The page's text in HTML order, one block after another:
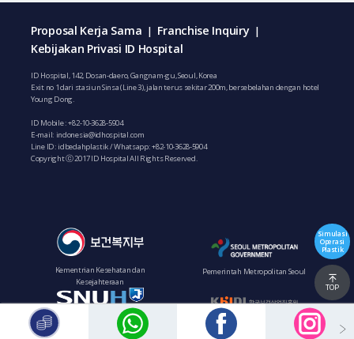
Proposal Kerja Sama | Franchise Inquiry |
Kebijakan Privasi ID Hospital
ID Hospital, 142, Dosan-daero, Gangnam-gu, Seoul, Korea
Exit no 1 dari stasiun Sinsa (Line 3), jalan terus sekitar 200m, bersebelahan dengan hotel
Young Dong.
ID Mobile :+82-10-3628-5904
E-mail: indonesia@idhospital.com
Line ID: idbedahplastik / Whatsapp:+82-10-3628-5904
Copyright ⓒ 2017 ID Hospital All Rights Reserved.
Kementrian Kesehatan dan
Kesejahteraan
Pemerintah Metropolitan Seoul
Rumah Sakit Bundang Seoul National
Institut Pengembangan Industri
Kesehatan Korea
Simulasi
Operasi
Plastik
TOP